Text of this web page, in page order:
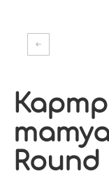
Round